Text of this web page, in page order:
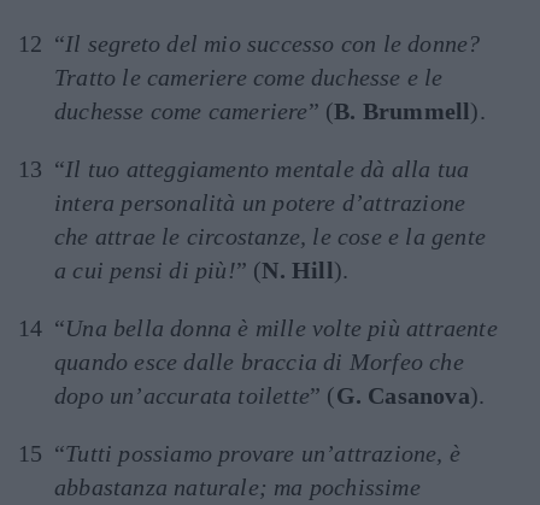
“Il segreto del mio successo con le donne?
Tratto le cameriere come duchesse e le
duchesse come cameriere” (B. Brummell).
“Il tuo atteggiamento mentale dà alla tua
intera personalità un potere d’attrazione
che attrae le circostanze, le cose e la gente
a cui pensi di più!” (N. Hill).
“Una bella donna è mille volte più attraente
quando esce dalle braccia di Morfeo che
dopo un’accurata toilette” (G. Casanova).
“Tutti possiamo provare un’attrazione, è
abbastanza naturale; ma pochissime